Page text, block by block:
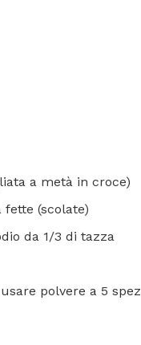
a metà in croce)
fette (scolate)
da 1/3 di tazza
polvere a 5